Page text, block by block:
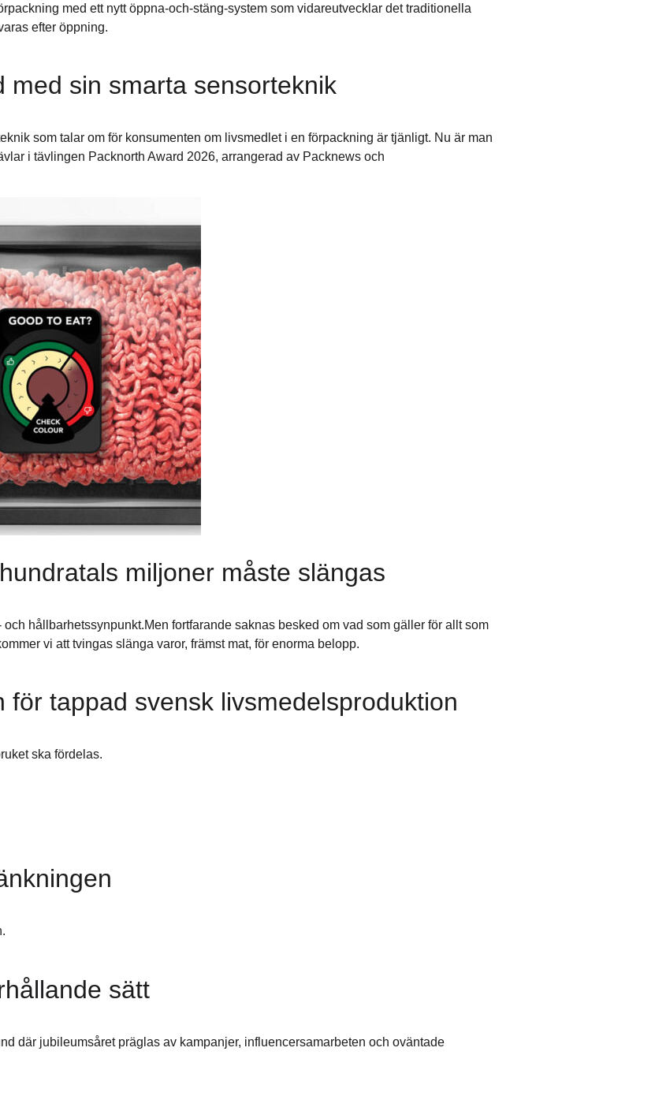
med ett nytt öppna-och-stäng-system som vidareutvecklar det traditionella
efter öppning.
med sin smarta sensorteknik
som talar om för konsumenten om livsmedlet i en förpackning är tjänligt. Nu är man
i tävlingen Packnorth Award 2026, arrangerad av Packnews och
miljoner måste slängas
hållbarhetssynpunkt.Men fortfarande saknas besked om vad som gäller för allt som
vi att tvingas slänga varor, främst mat, för enorma belopp.
tappad svensk livsmedelsproduktion
ska fördelas.
sätt
där jubileumsåret präglas av kampanjer, influencersamarbeten och oväntade